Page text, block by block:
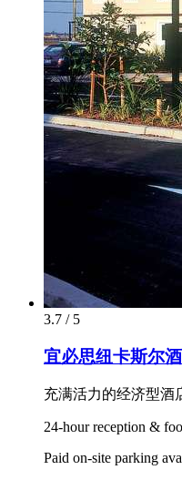
3.7 / 5
宜必思纽卡斯尔
充满活力的经济型酒
24-hour reception &
Paid on-site parking